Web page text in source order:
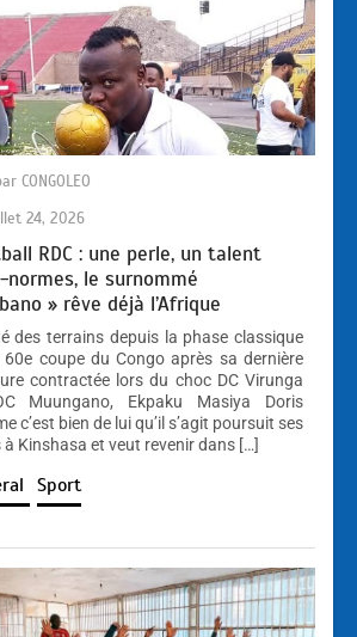
: le FC Klass Académie a
son assemblée générale
conformément à ses
statutaires.
11, 2026
RDC : une perle, un talent
CONGOLEO
24, 2026
RDC : une perle, un talent
normes, le surnommé
» rêve déjà l’Afrique
des terrains depuis la phase classique
60e coupe du Congo après sa dernière
contractée lors du choc DC Virunga
Muungano, Ekpaku Masiya Doris
c’est bien de lui qu’il s’agit poursuit ses
à Kinshasa et veut revenir dans […]
Sport